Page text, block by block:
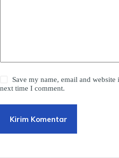
Save my name, email and
next time I comment.
Kirim Komentar